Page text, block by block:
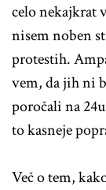
celo nekajkrat
nisem noben
protestih.
vem, da jih ni
poročali na
to kasneje
Več o tem,